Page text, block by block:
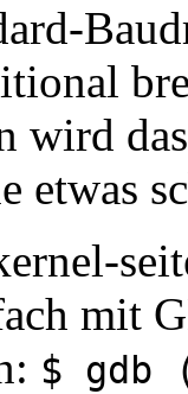
wird
etwas
mit
$ gdb